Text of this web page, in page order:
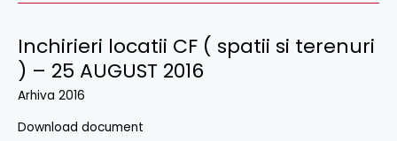
Inchirieri locatii CF ( spatii si terenuri
) – 25 AUGUST 2016
Arhiva 2016
Download document